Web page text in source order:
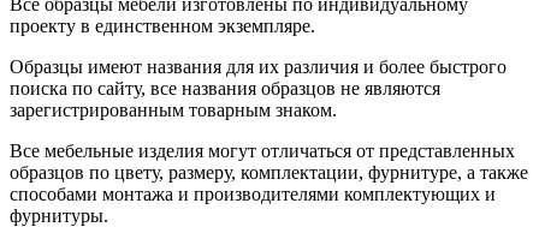
проекту в единственном экземпляре.
Образцы имеют названия для их различия и более быстрого
поиска по сайту, все названия образцов не являются
зарегистрированным товарным знаком.
Все мебельные изделия могут отличаться от представленных
образцов по цвету, размеру, комплектации, фурнитуре, а также
способами монтажа и производителями комплектующих и
фурнитуры.